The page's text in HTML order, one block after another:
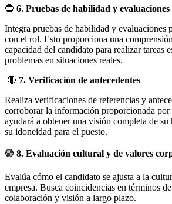
🔵 6. Pruebas de habilidad y evaluaciones
Integra pruebas de habilidad y evaluaciones
con el rol. Esto proporciona una
capacidad del candidato para realizar tareas
problemas en situaciones reales.
🔴 7. Verificación de antecedentes
Realiza verificaciones de referencias y
corroborar la información proporcionada por
ayudará a obtener una visión completa de
su idoneidad para el puesto.
🟣 8. Evaluación cultural y de valores
Evalúa cómo el candidato se ajusta a la
empresa. Busca coincidencias en términos
colaboración y visión a largo plazo.